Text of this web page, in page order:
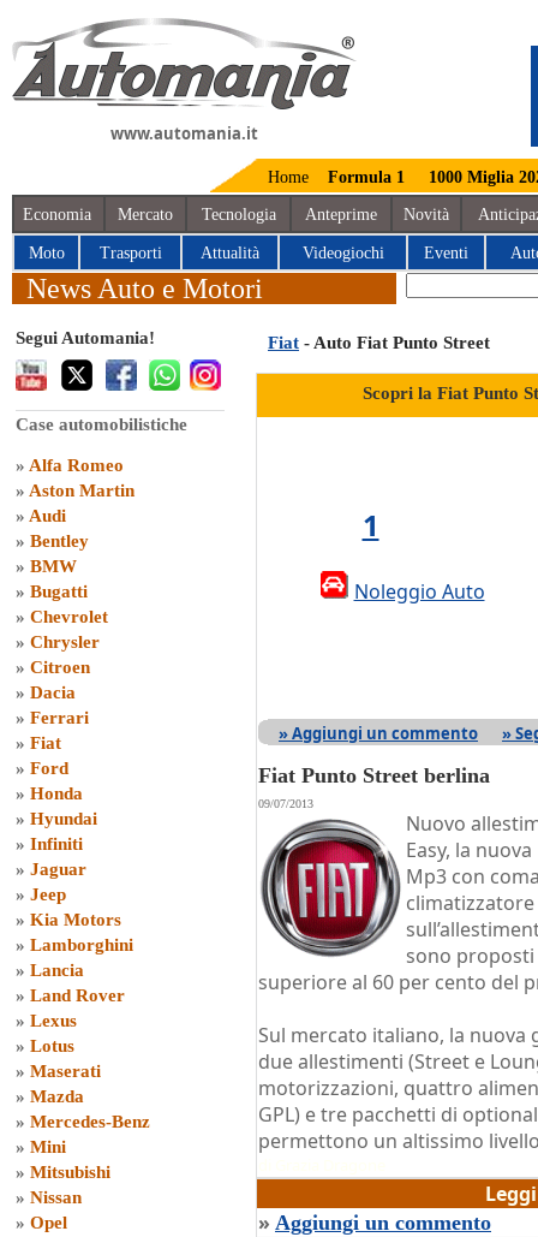
www.automania.it
Home Formula 1 1000 Miglia
Economia Mercato Tecnologia Anteprime Novità
Moto Trasporti Attualità Videogiochi Eventi
News Auto e Motori
Segui Automania!
Case automobilistiche
» Alfa Romeo
» Aston Martin
» Audi
» Bentley
» BMW
» Bugatti
» Chevrolet
» Chrysler
» Citroen
» Dacia
» Ferrari
» Fiat
» Ford
» Honda
» Hyundai
» Infiniti
» Jaguar
» Jeep
» Kia Motors
» Lamborghini
» Lancia
» Land Rover
» Lexus
» Lotus
» Maserati
» Mazda
» Mercedes-Benz
» Mini
» Mitsubishi
» Nissan
» Opel
Fiat - Auto Fiat Punto Street
Scopri la Fiat Punto
1
Noleggio Auto
» Aggiungi un commento »
Fiat Punto Street berlina
09/07/2013
Nuovo
Easy, la nuova
Mp3 con
sono
superiore al 60 per cento del
Sul mercato italiano, la nuova
due allestimenti (Street e
motorizzazioni, quattro
GPL) e tre pacchetti di
permettono un altissimo
» Aggiungi un commento